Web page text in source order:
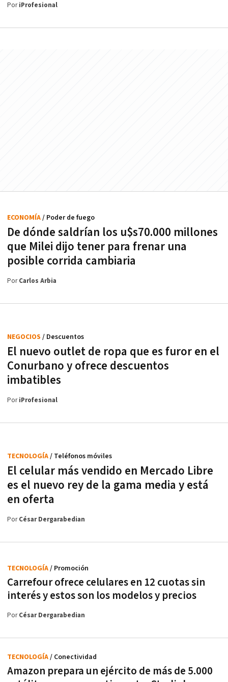
PoriProfesional
De dónde saldrían los u$s70.000 millones
que Milei dijo tener para frenar una
posible corrida cambiaria
ECONOMÍA/ Poder de fuego
PorCarlos Arbia
El nuevo outlet de ropa que es furor en el
Conurbano y ofrece descuentos
imbatibles
NEGOCIOS / Descuentos
PoriProfesional
El celular más vendido en Mercado Libre
es el nuevo rey de la gama media y está
en oferta
TECNOLOGÍA/ Teléfonos móviles
PorCésar Dergarabedian
Carrefour ofrece celulares en 12 cuotas sin
interés y estos son los modelos y precios
TECNOLOGÍA/ Promoción
PorCésar Dergarabedian
Amazon prepara un ejército de más de 5.000
TECNOLOGÍA/ Conectividad